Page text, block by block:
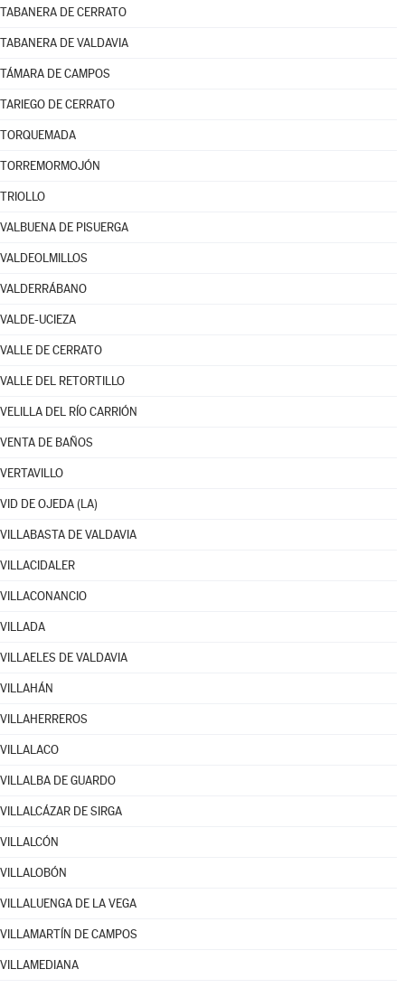
TABANERA DE CERRATO
TABANERA DE VALDAVIA
TÁMARA DE CAMPOS
TARIEGO DE CERRATO
TORQUEMADA
TORREMORMOJÓN
TRIOLLO
VALBUENA DE PISUERGA
VALDEOLMILLOS
VALDERRÁBANO
VALDE-UCIEZA
VALLE DE CERRATO
VALLE DEL RETORTILLO
VELILLA DEL RÍO CARRIÓN
VENTA DE BAÑOS
VERTAVILLO
VID DE OJEDA (LA)
VILLABASTA DE VALDAVIA
VILLACIDALER
VILLACONANCIO
VILLADA
VILLAELES DE VALDAVIA
VILLAHÁN
VILLAHERREROS
VILLALACO
VILLALBA DE GUARDO
VILLALCÁZAR DE SIRGA
VILLALCÓN
VILLALOBÓN
VILLALUENGA DE LA VEGA
VILLAMARTÍN DE CAMPOS
VILLAMEDIANA